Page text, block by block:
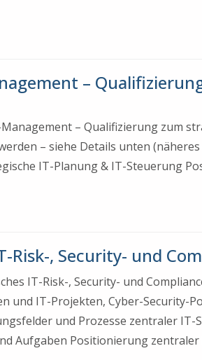
–
– Qualifizierung zum
– siehe Details unten
IT-Planung & IT-Steuerung
Risk-, Security- und
IT-Risk-, Security- und
und IT-Projekten, Cyber-Security-
und Prozesse zentraler
Aufgaben Positionierung